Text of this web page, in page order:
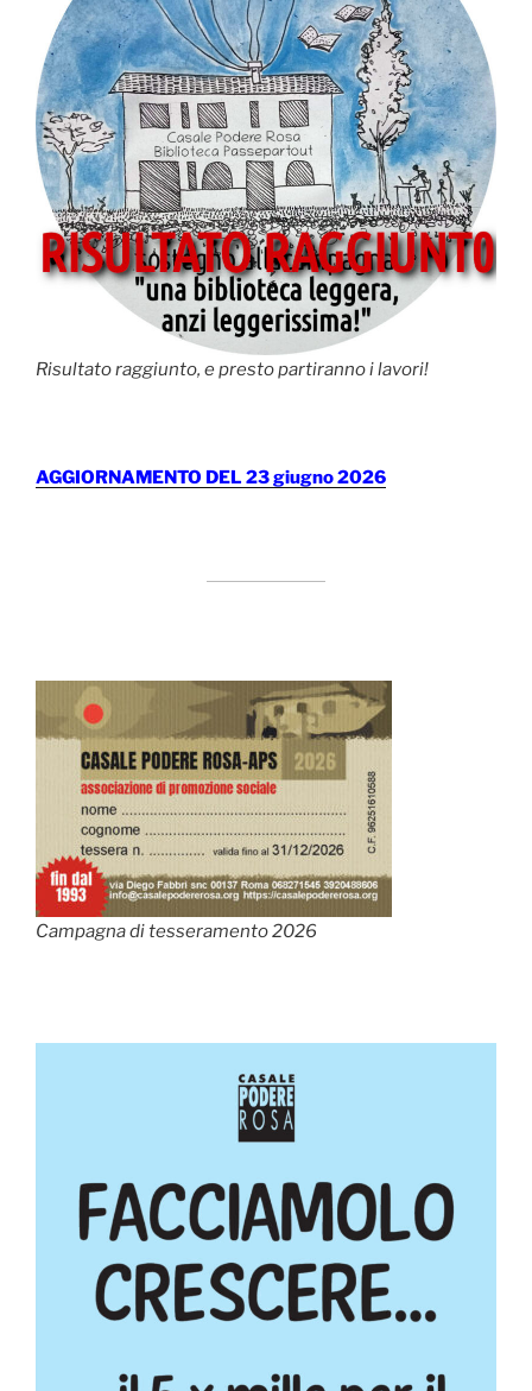
Risultato raggiunto, e presto partiranno i lavori!
AGGIORNAMENTO DEL 23 giugno 2026
Campagna di tesseramento 2026